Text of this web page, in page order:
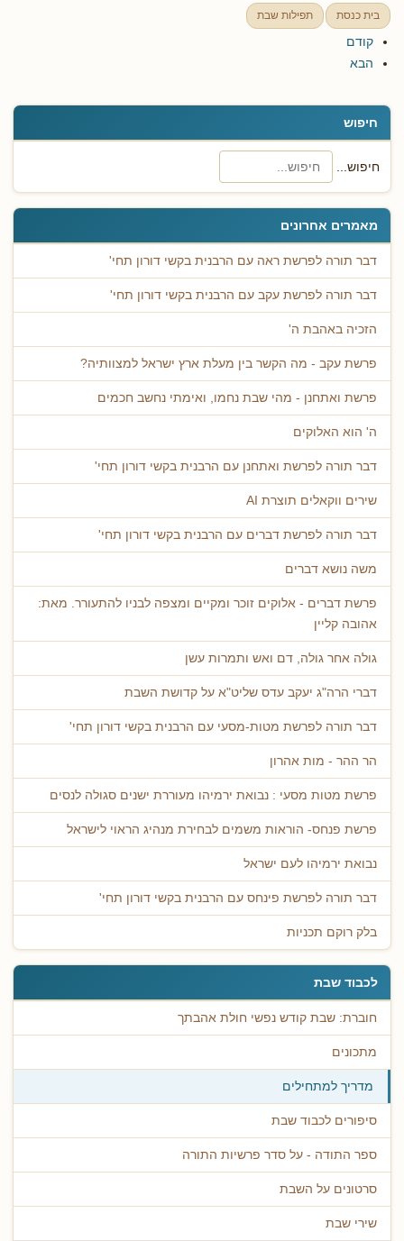
חיפוש
חיפוש...
מאמרים אחרונים
דבר תורה לפרשת ראה עם הרבנית בקשי דורון תחי'
דבר תורה לפרשת עקב עם הרבנית בקשי דורון תחי'
הזכיה באהבת ה'
פרשת עקב - מה הקשר בין מעלת ארץ ישראל למצוותיה?
פרשת ואתחנן - מהי שבת נחמו, ואימתי נחשב חכמים
ה' הוא האלוקים
דבר תורה לפרשת ואתחנן עם הרבנית בקשי דורון תחי'
שירים ווקאלים תוצרת AI
דבר תורה לפרשת דברים עם הרבנית בקשי דורון תחי'
משה נושא דברים
פרשת דברים - אלוקים זוכר ומקיים ומצפה לבניו להתעורר. מאת:
אהובה קליין
גולה אחר גולה, דם ואש ותמרות עשן
דברי הרה"ג יעקב עדס שליט"א על קדושת השבת
דבר תורה לפרשת מטות-מסעי עם הרבנית בקשי דורון תחי'
הר ההר - מות אהרון
פרשת מטות מסעי : נבואת ירמיהו מעוררת ישנים סגולה לנסים
פרשת פנחס- הוראות משמים לבחירת מנהיג הראוי לישראל
נבואת ירמיהו לעם ישראל
דבר תורה לפרשת פינחס עם הרבנית בקשי דורון תחי'
בלק רוקם תכניות
לכבוד שבת
חוברת: שבת קודש נפשי חולת אהבתך
מתכונים
מדריך למתחילים
סיפורים לכבוד שבת
ספר התודה - על סדר פרשיות התורה
סרטונים על השבת
שירי שבת
בית כנסת תפילות שבת
קודם
הבא